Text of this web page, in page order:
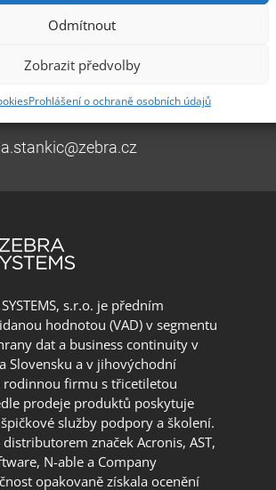
Odmítnout
Zobrazit předvolby
Prohlášení o ochraně osobních údajů
554 499
Adriatic
3241 770 (HR) +381 61 6231 777
s.r.o. je předním
hodnotou (VAD) v segmentu
dat a business continuity v
Slovensku a v jihovýchodní
rodinnou firmu s třicetiletou
prodeje produktů poskytuje
služby podpory a školení.
distributorem značek Acronis, AST,
N-able a Company
opakovaně získala ocenění